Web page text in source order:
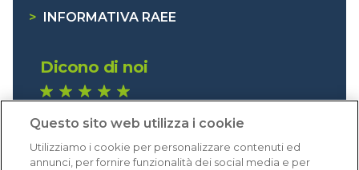
> INFORMATIVA RAEE
Dicono di noi
Eccellente (4,8)
Acquisti verificati
Questo sito web utilizza i cookie
Utilizziamo i cookie per personalizzare contenuti ed
annunci, per fornire funzionalità dei social media e per